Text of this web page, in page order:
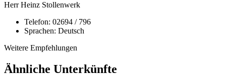
Herr Heinz Stollenwerk
Telefon: 02694 / 796
Sprachen: Deutsch
Weitere Empfehlungen
Ähnliche Unterkünfte